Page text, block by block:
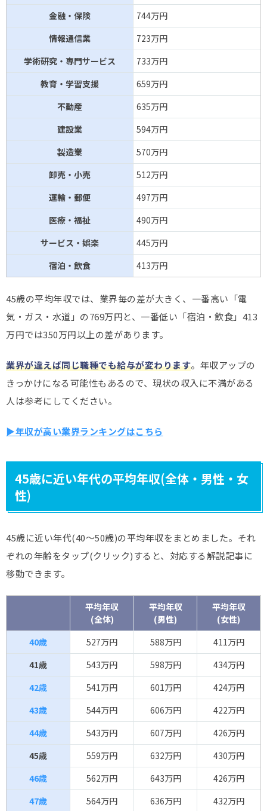
金融・保険
744万円
情報通信業
723万円
学術研究・専門サービス
733万円
教育・学習支援
659万円
不動産
635万円
建設業
594万円
製造業
570万円
卸売・小売
512万円
運輸・郵便
497万円
医療・福祉
490万円
サービス・娯楽
445万円
宿泊・飲食
413万円
45歳の平均年収では、業界毎の差が大きく、一番高い「電
気・ガス・水道」の769万円と、一番低い「宿泊・飲食」413
万円では350万円以上の差があります。
業界が違えば同じ職種でも給与が変わります。年収アップの
きっかけになる可能性もあるので、現状の収入に不満がある
人は参考にしてください。
▶年収が高い業界ランキングはこちら
45歳に近い年代の平均年収(全体・男性・女
性)
45歳に近い年代(40～50歳)の平均年収をまとめました。それ
ぞれの年齢をタップ(クリック)すると、対応する解説記事に
移動できます。
平均年収
(全体)
平均年収
(男性)
平均年収
(女性)
40歳
527万円 588万円
411万円
41歳
543万円 598万円
434万円
42歳
541万円 601万円
424万円
43歳
544万円 606万円
422万円
44歳
543万円 607万円
426万円
45歳
559万円 632万円
430万円
46歳
562万円 643万円
426万円
47歳
564万円 636万円
432万円